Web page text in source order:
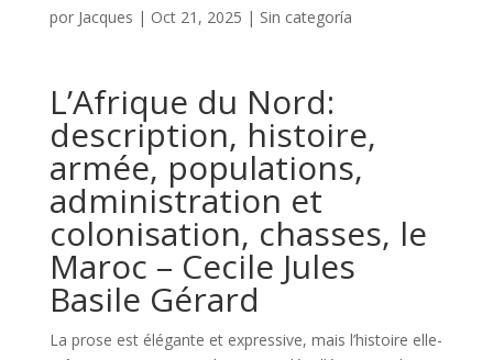
por Jacques | Oct 21, 2025 | Sin categoría
L’Afrique du Nord:
description, histoire,
armée, populations,
administration et
colonisation, chasses, le
Maroc – Cecile Jules
Basile Gérard
La prose est élégante et expressive, mais l’histoire elle-